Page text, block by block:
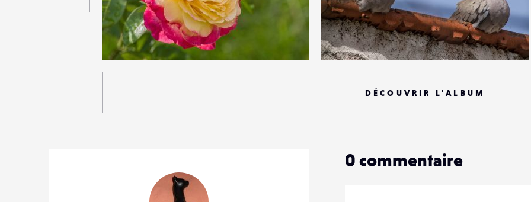
29
1
21
DÉCOUVRIR L'ALBUM
0 commentaire